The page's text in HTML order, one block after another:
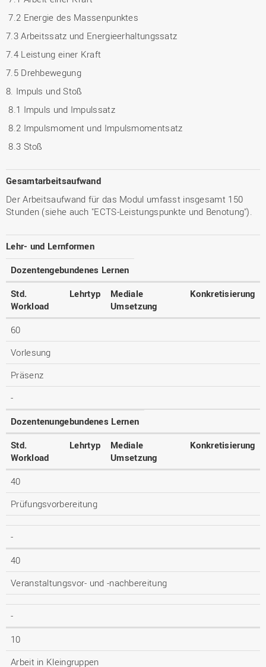
7.2 Energie des Massenpunktes
7.3 Arbeitssatz und Energieerhaltungssatz
7.4 Leistung einer Kraft
7.5 Drehbewegung
8. Impuls und Stoß
8.1 Impuls und Impulssatz
8.2 Impulsmoment und Impulsmomentsatz
8.3 Stoß
Gesamtarbeitsaufwand
Der Arbeitsaufwand für das Modul umfasst insgesamt 150
Stunden (siehe auch "ECTS-Leistungspunkte und Benotung").
Lehr- und Lernformen
Dozentengebundenes Lernen
Std.
Workload
Lehrtyp
Mediale
Umsetzung
Konkretisierung
60
Vorlesung
Präsenz
-
Dozentenungebundenes Lernen
Std.
Workload
Lehrtyp
Mediale
Umsetzung
Konkretisierung
40
Prüfungsvorbereitung
-
40
Veranstaltungsvor- und -nachbereitung
-
10
Arbeit in Kleingruppen